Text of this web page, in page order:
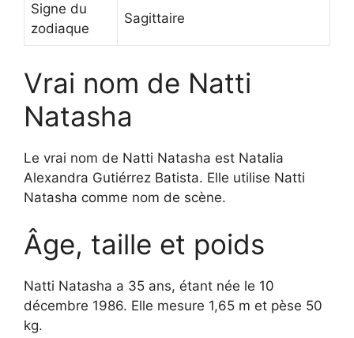
Signe du
zodiaque
Sagittaire
Vrai nom de Natti
Natasha
Le vrai nom de Natti Natasha est Natalia
Alexandra Gutiérrez Batista. Elle utilise Natti
Natasha comme nom de scène.
Âge, taille et poids
Natti Natasha a 35 ans, étant née le 10
décembre 1986. Elle mesure 1,65 m et pèse 50
kg.